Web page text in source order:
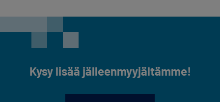
Kysy lisää jälleenmyyjältämme!